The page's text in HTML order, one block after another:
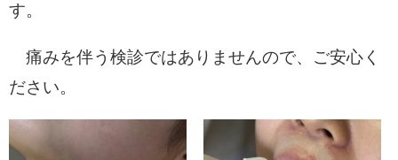
す。
痛みを伴う検診ではありませんので、ご安心く
ださい。